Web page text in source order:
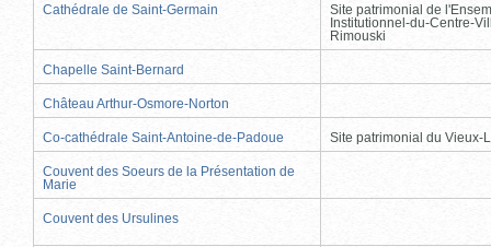
Cathédrale de Saint-Germain
Site patrimonial de
Institutionnel-du-Centre-
Rimouski
Chapelle Saint-Bernard
Château Arthur-Osmore-Norton
Co-cathédrale Saint-Antoine-de-Padoue Site patrimonial du Vieux-
Couvent des Soeurs de la Présentation de
Marie
Couvent des Ursulines